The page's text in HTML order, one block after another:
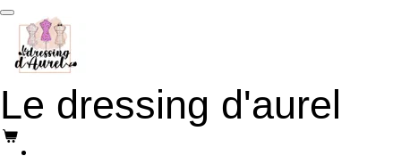
Passer
contenu
principal
Le dressing d'aurel